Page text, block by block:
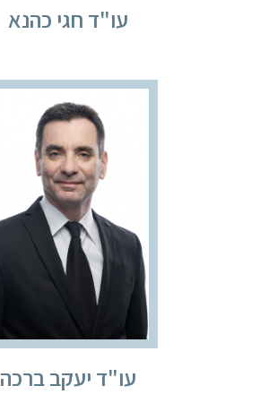
עו"ד חגי כהנא
עו"ד יעקב ברכה